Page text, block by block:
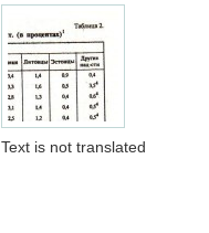
Text is not translated